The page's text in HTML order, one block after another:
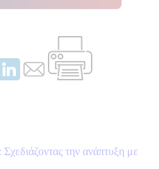
την ανάπτυξη με